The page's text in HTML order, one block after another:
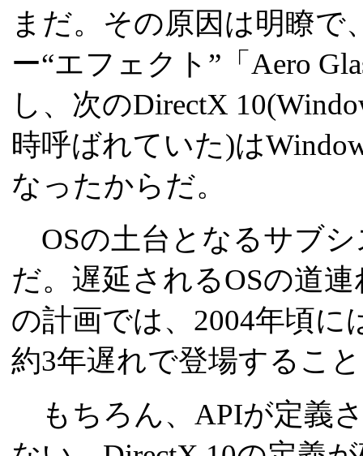
まだ。その原因は明瞭で
ー“エフェクト”「Aero
し、次のDirectX
時呼ばれていた)は
なったからだ。
OSの土台となるサブ
だ。遅延されるOSの道
の計画では、2004年頃
約3年遅れで登場するこ
もちろん、APIが定義